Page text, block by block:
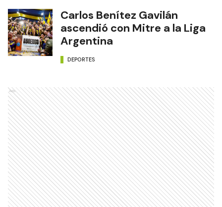
Carlos Benítez Gavilán
ascendió con Mitre a la Liga
Argentina
DEPORTES
Ads